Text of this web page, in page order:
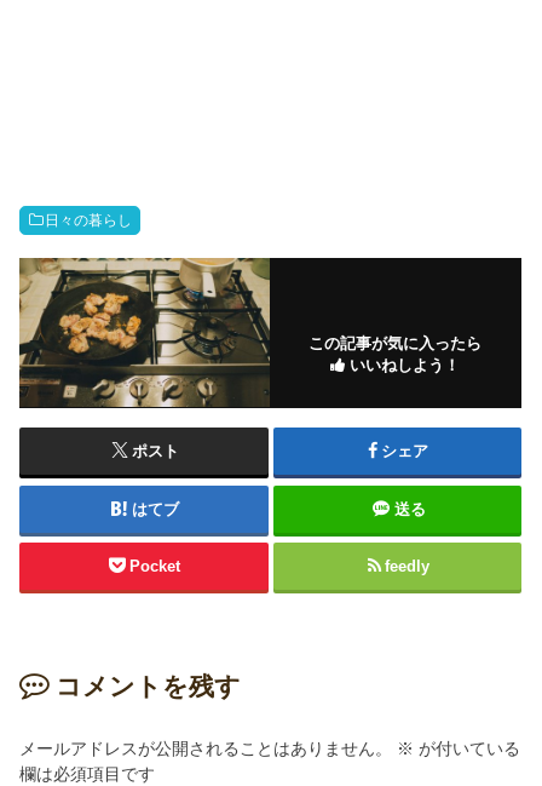
日々の暮らし
この記事が気に入ったら
いいねしよう！
ポスト シェア
はてブ 送る
Pocket feedly
コメントを残す
メールアドレスが公開されることはありません。 ※ が付いている
欄は必須項目です